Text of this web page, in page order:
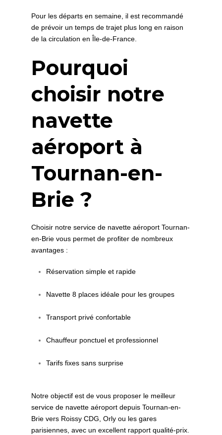
Pour les départs en semaine, il est recommandé
de prévoir un temps de trajet plus long en raison
de la circulation en Île-de-France.
Pourquoi
choisir notre
navette
aéroport à
Tournan-en-
Brie ?
Choisir notre service de navette aéroport Tournan-
en-Brie vous permet de profiter de nombreux
avantages :
Réservation simple et rapide
Navette 8 places idéale pour les groupes
Transport privé confortable
Chauffeur ponctuel et professionnel
Tarifs fixes sans surprise
Notre objectif est de vous proposer le meilleur
service de navette aéroport depuis Tournan-en-
Brie vers Roissy CDG, Orly ou les gares
parisiennes, avec un excellent rapport qualité-prix.